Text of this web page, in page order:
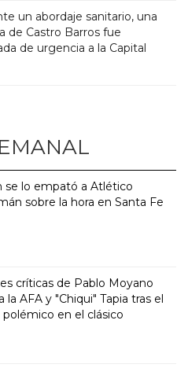
un abordaje sanitario, una
de Castro Barros fue
de urgencia a la Capital
se lo empató a Atlético
sobre la hora en Santa Fe
críticas de Pablo Moyano
la AFA y "Chiqui" Tapia tras el
polémico en el clásico